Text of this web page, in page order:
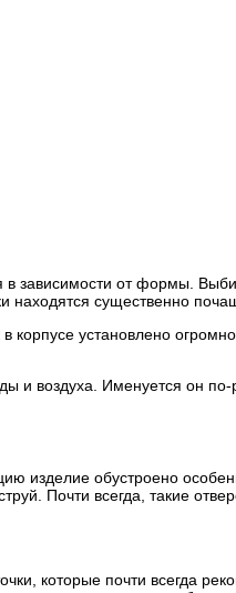
зависимости от формы.
находятся существенно
установлено
и воздуха. Именуется он
изделие обустроено
Почти всегда, такие
которые почти всегда